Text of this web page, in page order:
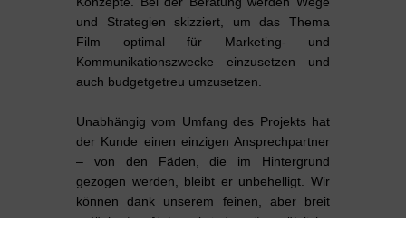
und Strategien skizziert, um das Thema
Film optimal für Marketing- und
Kommunikationszwecke einzusetzen und
auch budgetgetreu umzusetzen.
Unabhängig vom Umfang des Projekts hat
der Kunde einen einzigen Ansprechpartner
– von den Fäden, die im Hintergrund
gezogen werden, bleibt er unbehelligt. Wir
können dank unserem feinen, aber breit
gefächerten Netzwerk jederzeit zusätzliche